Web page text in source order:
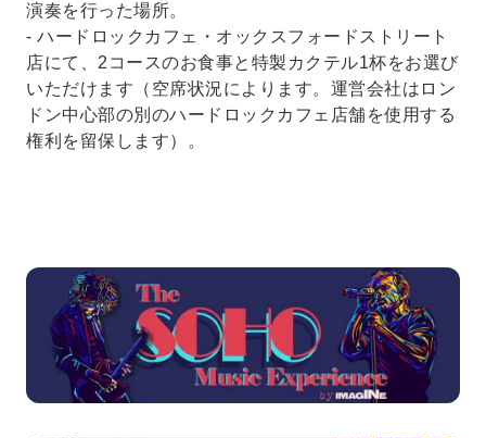
演奏を行った場所。
- ハードロックカフェ・オックスフォードストリート
店にて、2コースのお食事と特製カクテル1杯をお選び
いただけます（空席状況によります。運営会社はロン
ドン中心部の別のハードロックカフェ店舗を使用する
権利を留保します）。